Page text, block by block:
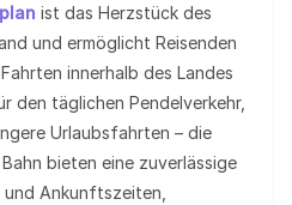
ist das Herzstück des
und ermöglicht Reisenden
innerhalb des Landes
den täglichen Pendelverkehr,
Urlaubsfahrten – die
bieten eine zuverlässige
Ankunftszeiten,